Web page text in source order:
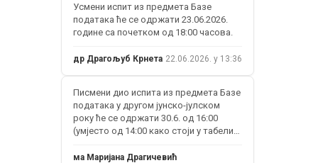
Усмени испит из предмета Базе
података ће се одржати 23.06.2026.
године са почетком од 18:00 часова.
др Драгољуб Крнета 22.06.2026. у 13:36
Писмени дио испита из предмета Базе
података у другом јунско-јулском
року ће се одржати 30.6. од 16:00
(умјесто од 14:00 како стоји у табели
ма Маријана Драгичевић